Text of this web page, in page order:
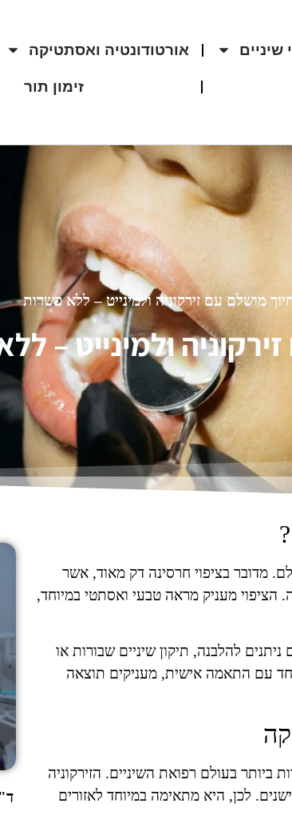
שיניים אורטודונטיה ואסתטיקה
זימון תור
מושלם עם זירקוניה ולמינייט – ללא פשרות
ולמינייט –
מדובר בציפוי חרסינה דק מאוד, אשר
מעניק מראה טבעי ואסתטי במיוחד,
להלבנה, תיקון שיניים שבורות או
יחד עם התאמה אישית, מעניקים תוצאה
בעולם רפואת השיניים. הזירקוניה
לכן, היא מתאימה במיוחד לאזורים